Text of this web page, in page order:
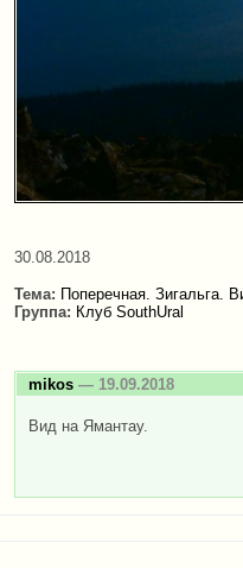
30.08.2018
Тема: Поперечная. Зигальга.
Группа: Клуб SouthUral
mikos — 19.09.2018
Вид на Ямантау.